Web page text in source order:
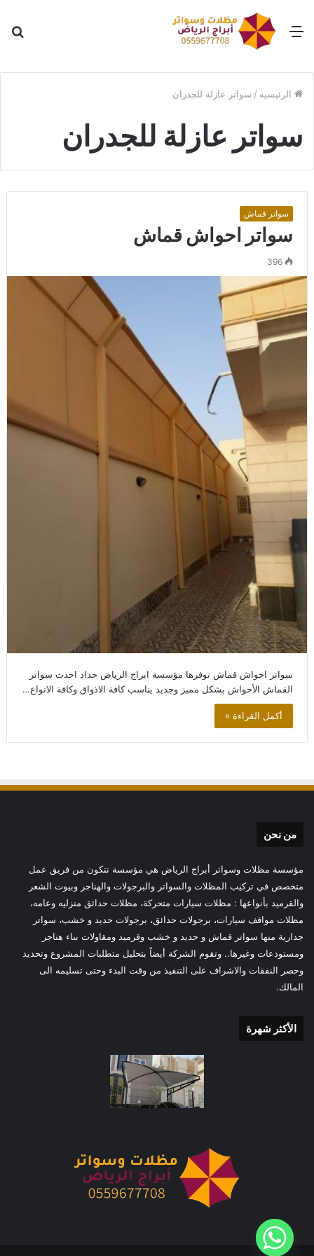
القائمة
الرئيسية / سواتر عازلة للجدران
سواتر عازلة للجدران
سواتر قماش
سواتر احواش قماش
396
سواتر احواش قماش توفرها مؤسسة ابراج الرياض حداد احدث سواتر
القماش الأحواش بشكل مميز وجديد يناسب كافة الاذواق وكافة الانواع…
أكمل القراءة »
من نحن
مؤسسة مظلات وسواتر أبراج الرياض هي مؤسسة تتكون من فريق عمل
متخصص في تركيب المظلات والسواتر والبرجولات والهناجر وبيوت الشعر
والقرميد بأنواعها : مظلات سيارات متحركة، مظلات حدائق منزليه وعامه،
مظلات مواقف سيارات، برجولات حدائق، برجولات حديد و خشب، سواتر
جدارية منها سواتر قماش و حديد و خشب وقرميد ومقاولات بناء هناجر
ومستودعات وغيرها.. وتقوم الشركة أيضاً بتحليل متطلبات المشروع وتحديد
وحصر النفقات والاشراف على التنفيذ من وقت البدء وحتى تسليمه الى
المالك.
الأكثر شهرة